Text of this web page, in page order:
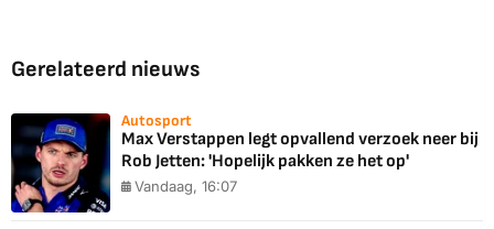
Gerelateerd nieuws
Autosport
Max Verstappen legt opvallend verzoek neer bij
Rob Jetten: 'Hopelijk pakken ze het op'
Vandaag, 16:07